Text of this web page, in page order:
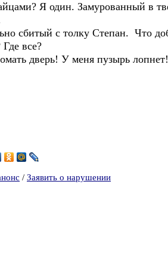
Я один. Замурованный в
сбитый с толку Степан. Что
все?
дверь! У меня пузырь
/ Заявить о нарушении